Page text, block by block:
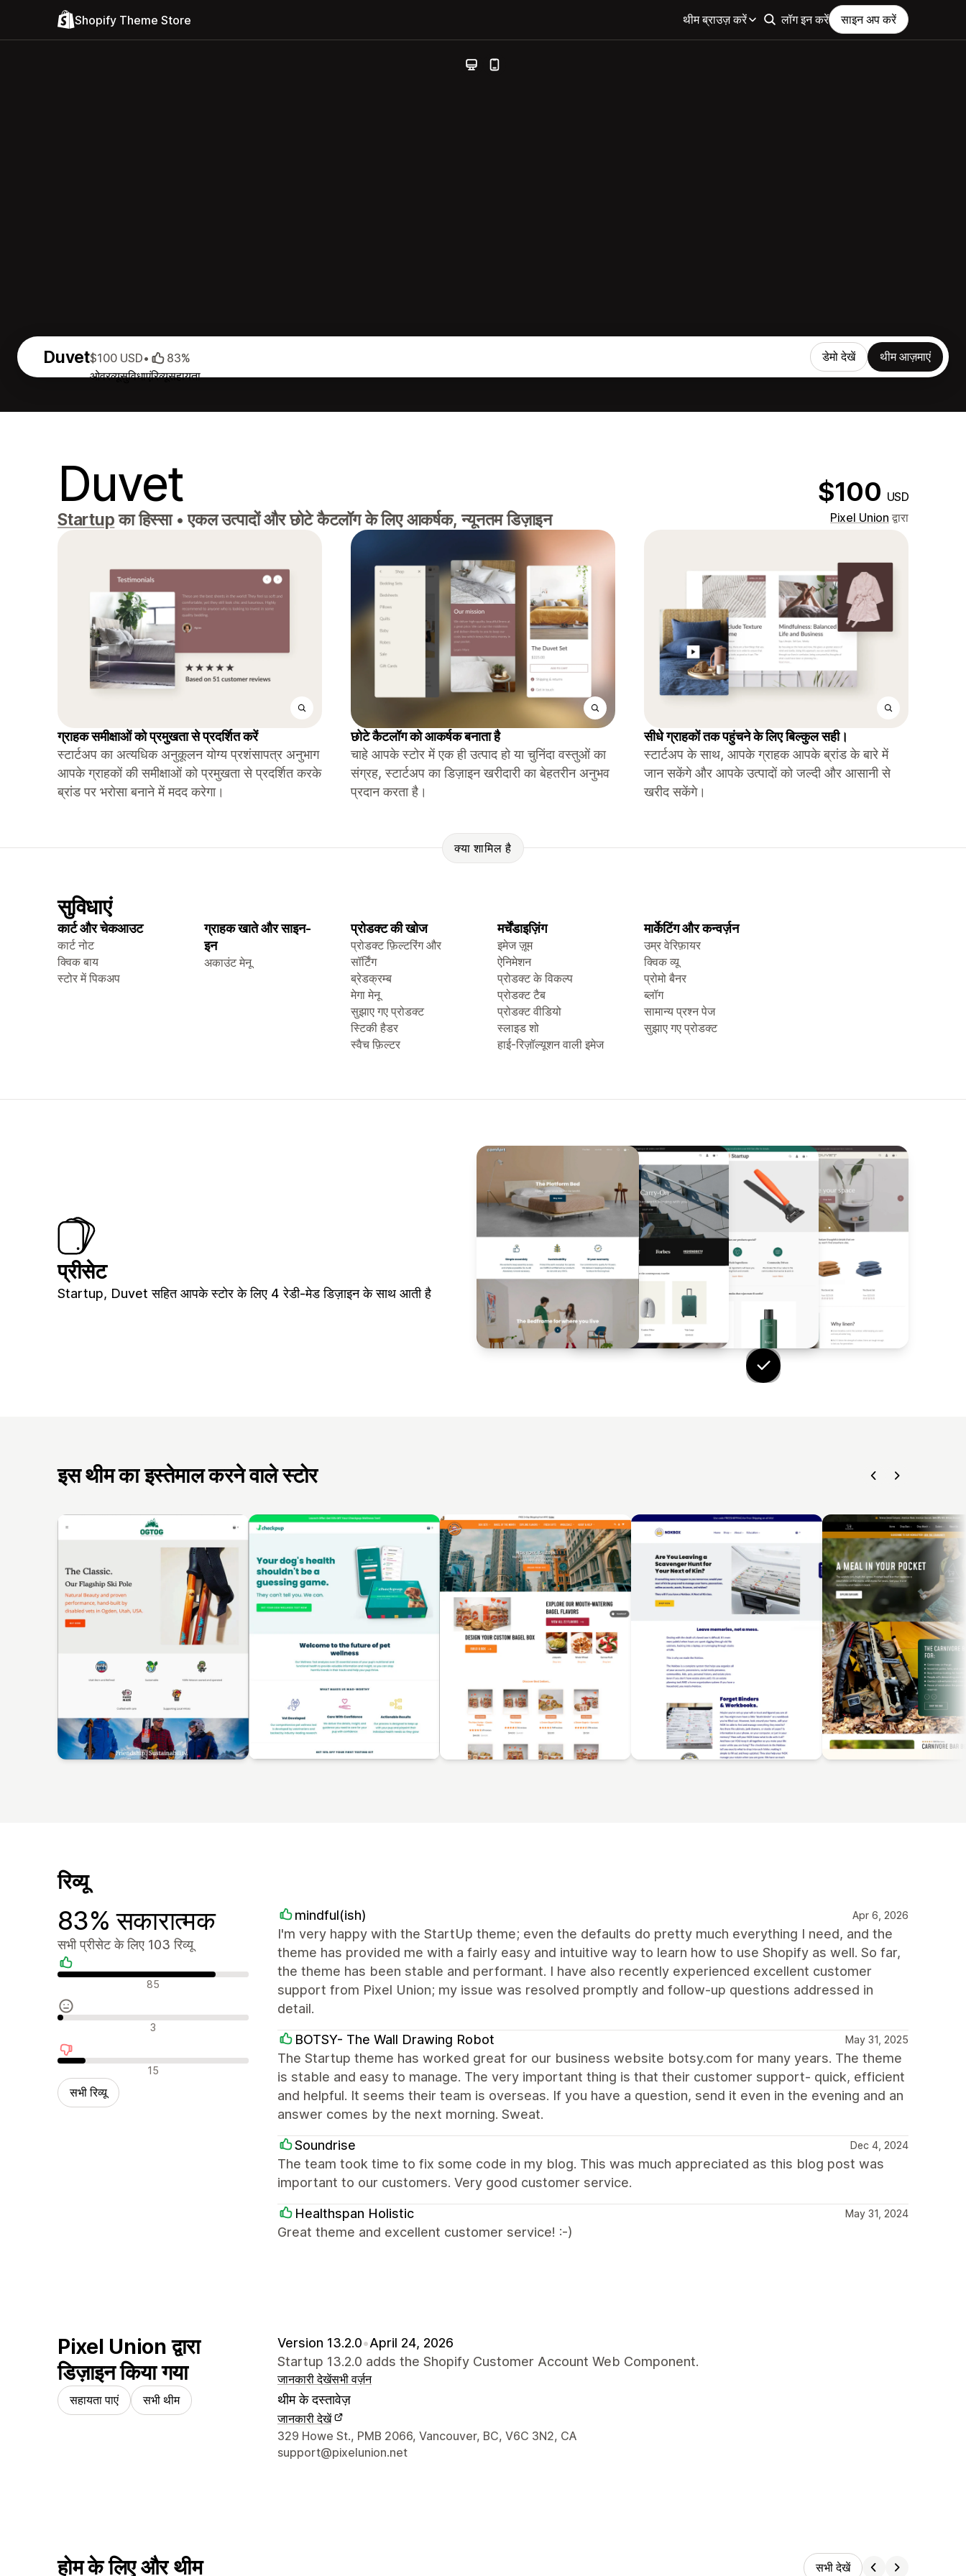
Shopify Theme Store थीम ब्राउज़ करें लॉग इन करें साइन अप करें
Duvet
ओवरव्यूसुविधाएंरिव्यूसहायता
$100 USD• 83% डेमो देखें थीम आज़माएं
Duvet $100 USD
Startupका हिस्सा • एकल उत्पादों और छोटे कैटलॉग के लिए आकर्षक, न्यूनतम डिज़ाइन Pixel Union द्वारा
ग्राहक समीक्षाओं को प्रमुखता से प्रदर्शित करें
स्टार्टअप का अत्यधिक अनुकूलन योग्य प्रशंसापत्र अनुभाग
आपके ग्राहकों की समीक्षाओं को प्रमुखता से प्रदर्शित करके
ब्रांड पर भरोसा बनाने में मदद करेगा।
छोटे कैटलॉग को आकर्षक बनाता है
चाहे आपके स्टोर में एक ही उत्पाद हो या चुनिंदा वस्तुओं का
संग्रह, स्टार्टअप का डिज़ाइन खरीदारी का बेहतरीन अनुभव
प्रदान करता है।
सीधे ग्राहकों तक पहुंचने के लिए बिल्कुल सही।
स्टार्टअप के साथ, आपके ग्राहक आपके ब्रांड के बारे में
जान सकेंगे और आपके उत्पादों को जल्दी और आसानी से
खरीद सकेंगे।
क्या शामिल है
सुविधाएं
कार्ट और चेकआउट
कार्ट नोट
क्विक बाय
स्टोर में पिकअप
ग्राहक खाते और साइन-
इन
अकाउंट मेनू
प्रोडक्ट की खोज
प्रोडक्ट फ़िल्टरिंग और
सॉर्टिंग
ब्रेडक्रम्ब
मेगा मेनू
सुझाए गए प्रोडक्ट
स्टिकी हैडर
स्वैच फ़िल्टर
मर्चेंडाइज़िंग
इमेज ज़ूम
ऐनिमेशन
प्रोडक्ट के विकल्प
प्रोडक्ट टैब
प्रोडक्ट वीडियो
स्लाइड शो
हाई-रिज़ॉल्यूशन वाली इमेज
मार्केटिंग और कन्वर्ज़न
उम्र वेरिफ़ायर
क्विक व्यू
प्रोमो बैनर
ब्लॉग
सामान्य प्रश्न पेज
सुझाए गए प्रोडक्ट
प्रीसेट
Startup, Duvet सहित आपके स्टोर के लिए 4 रेडी-मेड डिज़ाइन के साथ आती है
इस थीम का इस्तेमाल करने वाले स्टोर
रिव्यू
83% सकारात्मक
सभी प्रीसेट के लिए 103 रिव्यू
सकारात्मक रिव्यू 85
न्यूट्रल रिव्यू 3
नकारात्मक रिव्यू 15
सभी रिव्यू
mindful(ish) Apr 6, 2026
I'm very happy with the StartUp theme; even the defaults do pretty much everything I need, and the
theme has provided me with a fairly easy and intuitive way to learn how to use Shopify as well. So far,
the theme has been stable and performant. I have also recently experienced excellent customer
support from Pixel Union; my issue was resolved promptly and follow-up questions addressed in
detail.
BOTSY- The Wall Drawing Robot May 31, 2025
The Startup theme has worked great for our business website botsy.com for many years. The theme
is stable and easy to manage. The very important thing is that their customer support- quick, efficient
and helpful. It seems their team is overseas. If you have a question, send it even in the evening and an
answer comes by the next morning. Sweat.
Soundrise Dec 4, 2024
The team took time to fix some code in my blog. This was much appreciated as this blog post was
important to our customers. Very good customer service.
Healthspan Holistic May 31, 2024
Great theme and excellent customer service! :-)
Pixel Union द्वारा
डिज़ाइन किया गया
सहायता पाएं सभी थीम
Version 13.2.0•April 24, 2026
Startup 13.2.0 adds the Shopify Customer Account Web Component.
जानकारी देखेंसभी वर्ज़न
थीम के दस्तावेज़
जानकारी देखें
डिज़ाइनर के संपर्क की जानकारी
329 Howe St., PMB 2066, Vancouver, BC, V6C 3N2, CA
support@pixelunion.net
होम के लिए और थीम सभी देखें